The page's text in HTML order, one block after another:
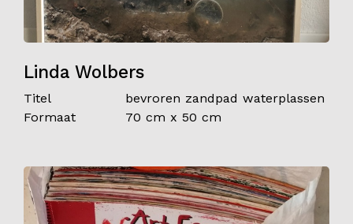
Linda Wolbers
Titel
bevroren zandpad waterplassen
Formaat
70 cm x 50 cm